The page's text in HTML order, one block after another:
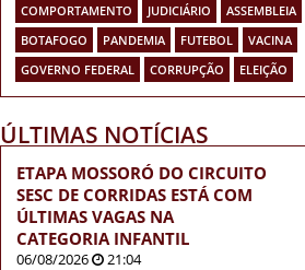
COMPORTAMENTO
JUDICIÁRIO
ASSEMBLEIA
BOTAFOGO
PANDEMIA FUTEBOL
VACINA
GOVERNO FEDERAL
CORRUPÇÃO ELEIÇÃO
ÚLTIMAS NOTÍCIAS
ETAPA MOSSORÓ DO CIRCUITO
SESC DE CORRIDAS ESTÁ COM
ÚLTIMAS VAGAS NA
CATEGORIA INFANTIL
06/08/2026 21:04